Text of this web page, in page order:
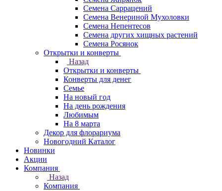
Семена Саррацений
Семена Венериной Мухоловки
Семена Непентесов
Семена других хищных растений
Семена Росянок
Открытки и конверты
Назад
Открытки и конверты
Конверты для денег
Семье
На новый год
На день рождения
Любимым
На 8 марта
Декор для флорариума
Новогодний Каталог
Новинки
Акции
Компания
Назад
Компания